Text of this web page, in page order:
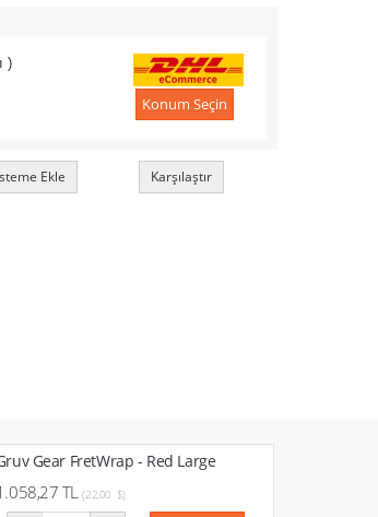
)
Konum Seçin
Ekle Karşılaştır
Gear FretWrap - Red Large
TL(22,00 $)